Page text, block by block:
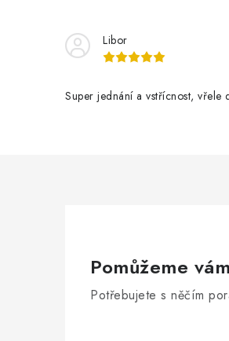
Libor
Super jednání a vstřícnost, vřele
Pomůžeme
Potřebujete s něčím